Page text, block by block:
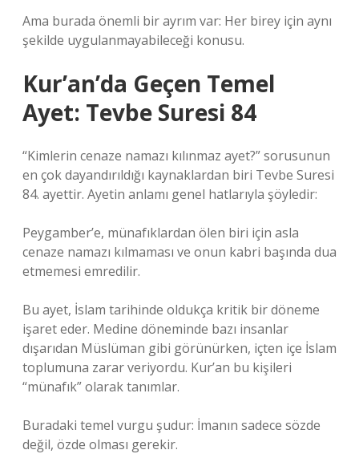
Ama burada önemli bir ayrım var: Her birey için aynı
şekilde uygulanmayabileceği konusu.
Kur’an’da Geçen Temel
Ayet: Tevbe Suresi 84
“Kimlerin cenaze namazı kılınmaz ayet?” sorusunun
en çok dayandırıldığı kaynaklardan biri Tevbe Suresi
84. ayettir. Ayetin anlamı genel hatlarıyla şöyledir:
Peygamber’e, münafıklardan ölen biri için asla
cenaze namazı kılmaması ve onun kabri başında dua
etmemesi emredilir.
Bu ayet, İslam tarihinde oldukça kritik bir döneme
işaret eder. Medine döneminde bazı insanlar
dışarıdan Müslüman gibi görünürken, içten içe İslam
toplumuna zarar veriyordu. Kur’an bu kişileri
“münafık” olarak tanımlar.
Buradaki temel vurgu şudur: İmanın sadece sözde
değil, özde olması gerekir.